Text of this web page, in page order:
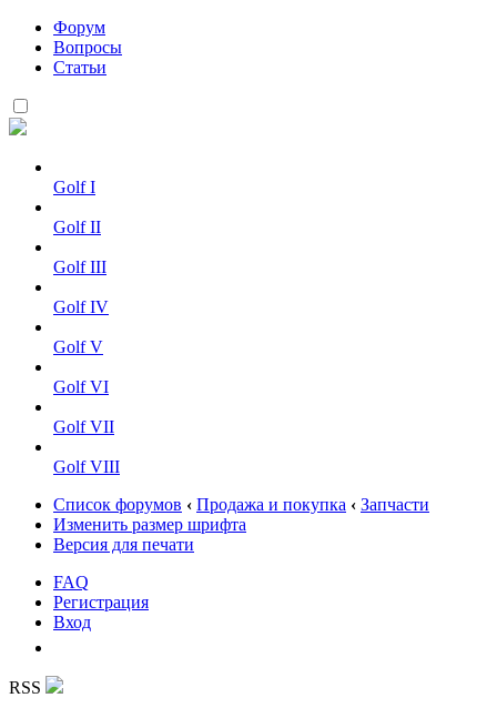
Форум
Вопросы
Статьи
Golf I
Golf II
Golf III
Golf IV
Golf V
Golf VI
Golf VII
Golf VIII
Список форумов ‹ Продажа и покупка ‹ Запчасти
Изменить размер шрифта
Версия для печати
FAQ
Регистрация
Вход
RSS